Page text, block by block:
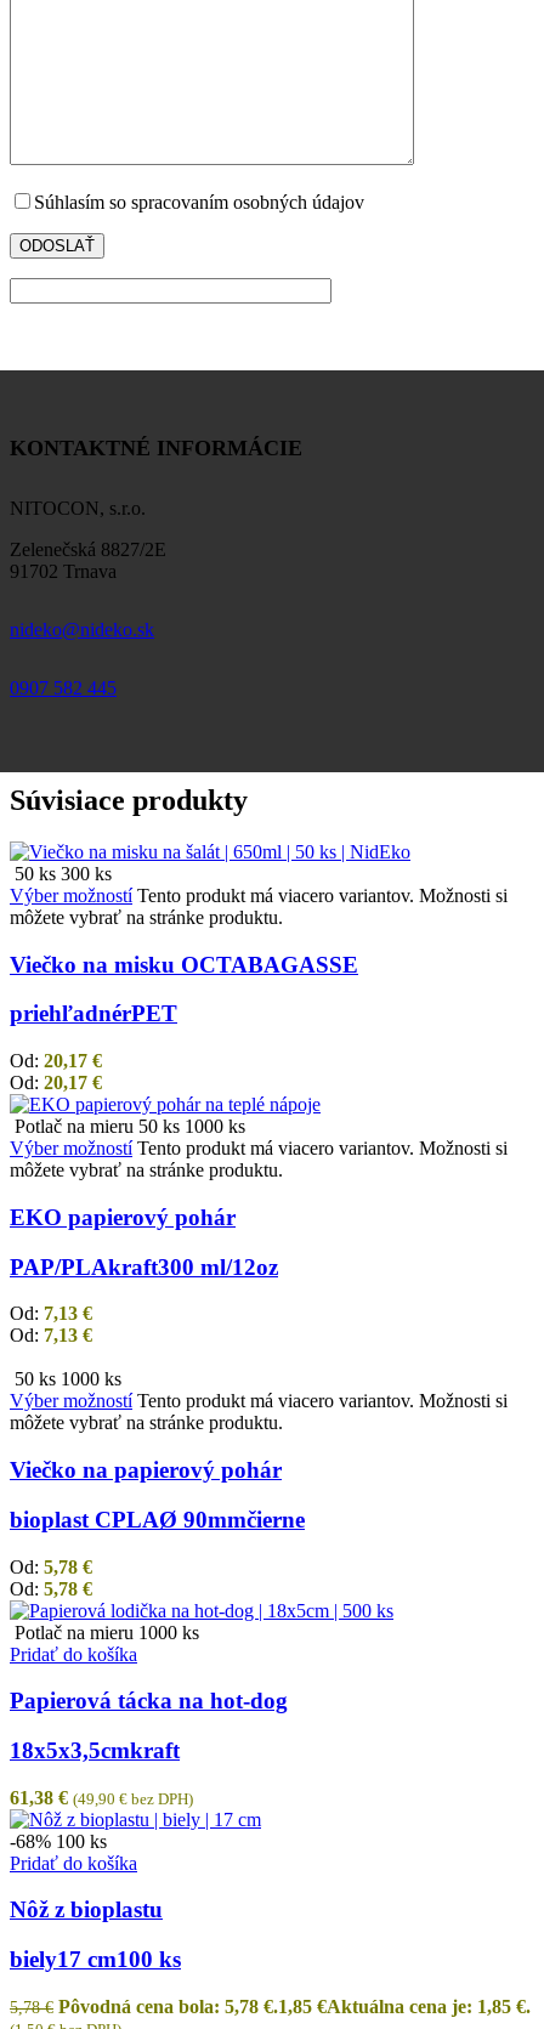
Súhlasím so spracovaním osobných údajov
KONTAKTNÉ INFORMÁCIE
NITOCON, s.r.o.
Zelenečská 8827/2E
91702 Trnava
nideko@nideko.sk
0907 582 445
Súvisiace produkty
50 ks 300 ks
Výber možností Tento produkt má viacero variantov. Možnosti si
môžete vybrať na stránke produktu.
Viečko na misku OCTABAGASSE
priehľadnérPET
Od: 20,17 €
Od: 20,17 €
Potlač na mieru 50 ks 1000 ks
Výber možností Tento produkt má viacero variantov. Možnosti si
môžete vybrať na stránke produktu.
EKO papierový pohár
PAP/PLAkraft300 ml/12oz
Od: 7,13 €
Od: 7,13 €
50 ks 1000 ks
Výber možností Tento produkt má viacero variantov. Možnosti si
môžete vybrať na stránke produktu.
Viečko na papierový pohár
bioplast CPLAØ 90mmčierne
Od: 5,78 €
Od: 5,78 €
Potlač na mieru 1000 ks
Pridať do košíka
Papierová tácka na hot-dog
18x5x3,5cmkraft
61,38 € (49,90 € bez DPH)
-68% 100 ks
Pridať do košíka
Nôž z bioplastu
biely17 cm100 ks
5,78€ Pôvodná cena bola: 5,78 €.1,85 €Aktuálna cena je: 1,85 €.